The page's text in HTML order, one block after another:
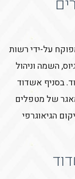
על-ידי רשות
השמה וניהול
בסניף אשדוד
של מטפלים
הגיאוגרפי